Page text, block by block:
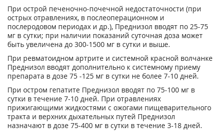
При острой печеночно-почечной недостаточности (при
острых отравлениях, в послеоперационном и
послеродовом периодах и др.), Преднизол вводят по 25-75
мг в сутки; при наличии показаний суточная доза может
быть увеличена до 300-1500 мг в сутки и выше.
При ревматоидном артрите и системной красной волчанке
Преднизол вводят дополнительно к системному приему
препарата в дозе 75 -125 мг в сутки не более 7-10 дней.
При остром гепатите Преднизол вводят по 75-100 мг в
сутки в течение 7-10 дней. При отравлениях
прижигающими жидкостями с ожогами пищеварительного
тракта и верхних дыхательных путей Преднизол
назначают в дозе 75-400 мг в сутки в течение 3-18 дней.